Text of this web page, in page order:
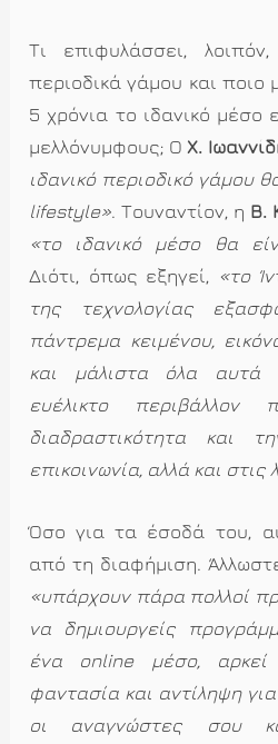
Τι επιφυλάσσει,
περιοδικά γάμου και ποιο
5 χρόνια το ιδανικό μέσο
μελλόνυμφους; Ο Χ.
ιδανικό περιοδικό γάμου
lifestyle». Τουναντίον, η Β.
«το ιδανικό μέσο θα
Διότι, όπως εξηγεί, «το
της τεχνολογίας
πάντρεμα κειμένου,
και μάλιστα όλα αυτά
ευέλικτο περιβάλλον
διαδραστικότητα και
επικοινωνία, αλλά και στις
Όσο για τα έσοδά του,
από τη διαφήμιση.
«υπάρχουν πάρα πολλοί
να δημιουργείς
ένα online μέσο, αρκεί
φαντασία και αντίληψη
οι αναγνώστες σου